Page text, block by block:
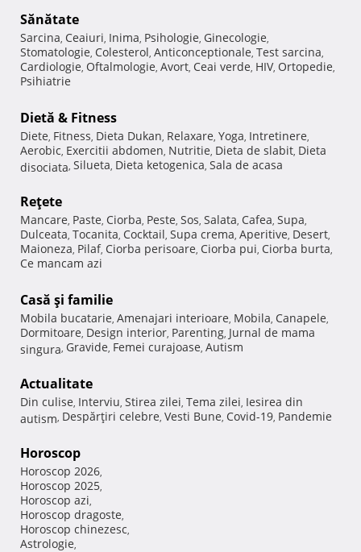
Sănătate
Sarcina, Ceaiuri, Inima, Psihologie, Ginecologie,
Stomatologie, Colesterol, Anticonceptionale, Test sarcina,
Cardiologie, Oftalmologie, Avort, Ceai verde, HIV, Ortopedie,
Psihiatrie
Dietă & Fitness
Diete, Fitness, Dieta Dukan, Relaxare, Yoga, Intretinere,
Aerobic, Exercitii abdomen, Nutritie, Dieta de slabit, Dieta
disociata, Silueta, Dieta ketogenica, Sala de acasa
Reţete
Mancare, Paste, Ciorba, Peste, Sos, Salata, Cafea, Supa,
Dulceata, Tocanita, Cocktail, Supa crema, Aperitive, Desert,
Maioneza, Pilaf, Ciorba perisoare, Ciorba pui, Ciorba burta,
Ce mancam azi
Casă şi familie
Mobila bucatarie, Amenajari interioare, Mobila, Canapele,
Dormitoare, Design interior, Parenting, Jurnal de mama
singura, Gravide, Femei curajoase, Autism
Actualitate
Din culise, Interviu, Stirea zilei, Tema zilei, Iesirea din
autism, Despărţiri celebre, Vesti Bune, Covid-19, Pandemie
Horoscop
Horoscop 2026,
Horoscop 2025,
Horoscop azi,
Horoscop dragoste,
Horoscop chinezesc,
Astrologie,